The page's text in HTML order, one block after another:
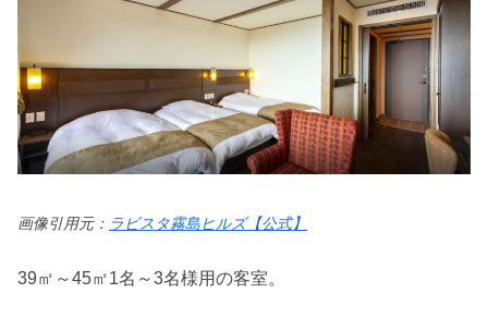
画像引用元： ラビスタ霧島ヒルズ【公式】
39㎡～45㎡1名～3名様用の客室。